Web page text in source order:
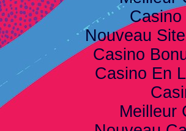
Nouveau
Casino
Casino En
Meilleur